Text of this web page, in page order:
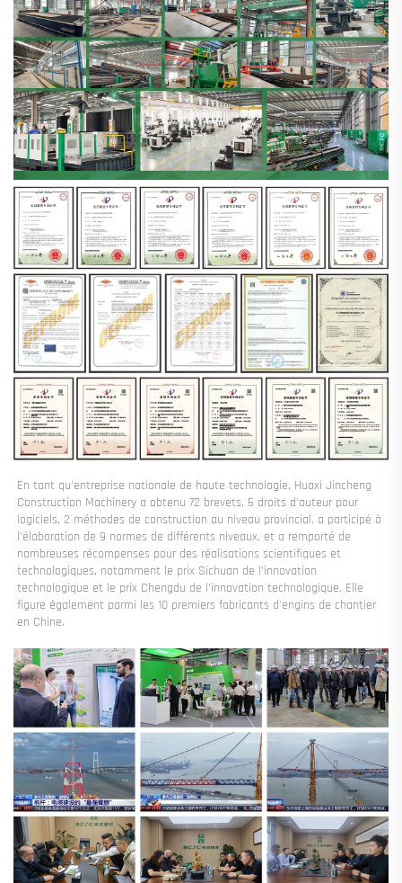
En tant qu'entreprise nationale de haute technologie, Huaxi Jincheng
Construction Machinery a obtenu 72 brevets, 6 droits d'auteur pour
logiciels, 2 méthodes de construction au niveau provincial, a participé à
l'élaboration de 9 normes de différents niveaux, et a remporté de
nombreuses récompenses pour des réalisations scientifiques et
technologiques, notamment le prix Sichuan de l'innovation
technologique et le prix Chengdu de l'innovation technologique. Elle
figure également parmi les 10 premiers fabricants d'engins de chantier
en Chine.